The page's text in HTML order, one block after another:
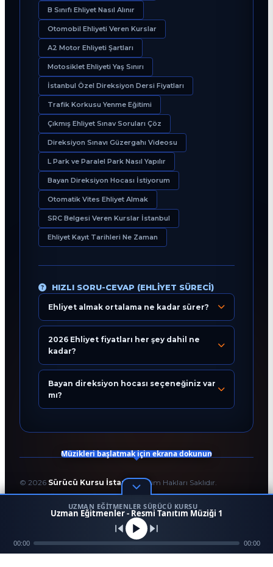
B Sınıfı Ehliyet Nasıl Alınır
Otomobil Ehliyeti Veren Kurslar
A2 Motor Ehliyeti Şartları
Motosiklet Ehliyeti Yaş Sınırı
İstanbul Özel Direksiyon Dersi Fiyatları
Trafik Korkusu Yenme Eğitimi
Çıkmış Ehliyet Sınav Soruları Çöz
Direksiyon Sınavı Güzergahı Videosu
L Park ve Paralel Park Nasıl Yapılır
Bayan Direksiyon Hocası İstiyorum
Otomatik Vites Ehliyet Almak
SRC Belgesi Veren Kurslar İstanbul
Ehliyet Kayıt Tarihleri Ne Zaman
HIZLI SORU-CEVAP (EHLIYET SÜRECI)
Ehliyet almak ortalama ne kadar sürer?
2026 Ehliyet fiyatları her şey dahil ne
kadar?
Bayan direksiyon hocası seçeneğiniz var
mı?
© 2026 Sürücü Kursu İstanbul. Tüm Hakları Saklıdır.
T.C. Milli Eğitim Bakanlığı Onaylı Resmi Eğitim Kurumudur.
Kodlama ve Tasarım:Enver Çağlar
Eğitim Danışmanı
Bugün 19:35
Ara
1
Konum Mezun
Müzikleri başlatmak için ekrana dokunun
UZMAN EĞITMENLER SÜRÜCÜ KURSU
Uzman Eğitmenler - Resmi Tanıtım Müziği 1
00:00 00:00